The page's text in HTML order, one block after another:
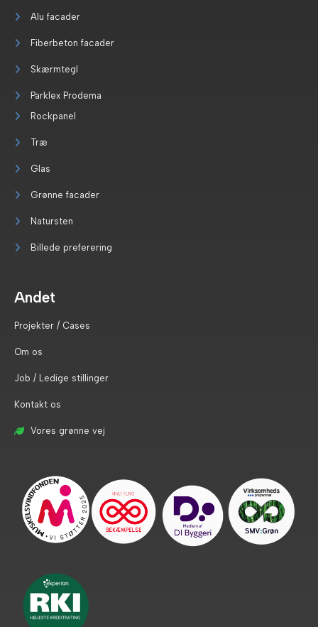
Alu facader
Fiberbeton facader
Skærmtegl
Parklex Prodema
Rockpanel
Træ
Glas
Grønne facader
Natursten
Billede preferering
Andet
Projekter / Cases
Om os
Job / Ledige stillinger
Kontakt os
Vores grønne vej